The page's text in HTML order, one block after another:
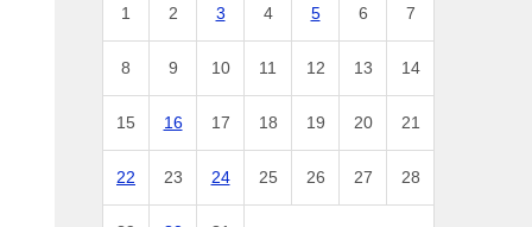
1 2 3 4 5 6 7
8 9 10 11 12 13 14
15 16 17 18 19 20 21
22 23 24 25 26 27 28